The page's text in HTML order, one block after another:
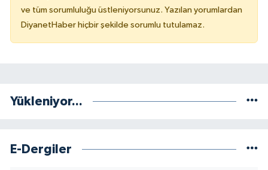
ve tüm sorumluluğu üstleniyorsunuz. Yazılan yorumlardan
DiyanetHaber hiçbir şekilde sorumlu tutulamaz.
Yükleniyor...
E-Dergiler
Muğla Müftülüğü
Niğde Müftülüğü